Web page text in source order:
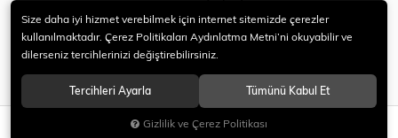
SEPETE EKLE
© 2021 HERYENİ. Tüm hakları saklıdır.
Size daha iyi hizmet verebilmek için internet sitemizde çerezler
kullanılmaktadır. Çerez Politikaları Aydınlatma Metni’ni okuyabilir ve
dilerseniz tercihlerinizi değiştirebilirsiniz.
Tercihleri Ayarla Tümünü Kabul Et
Gizlilik ve Çerez Politikası